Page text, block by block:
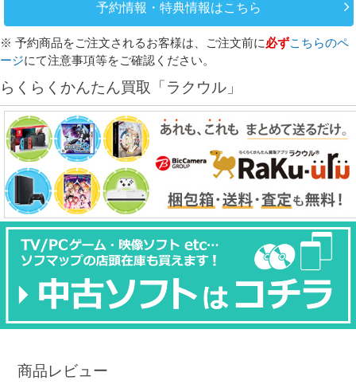
予約情報・特典情報はこちら
※ 予約商品をご注文されるお客様は、ご注文前に必ずこちらのペ
ージにて注意事項等をご確認ください。
らくらくかんたん買取「ラクウル」
商品レビュー